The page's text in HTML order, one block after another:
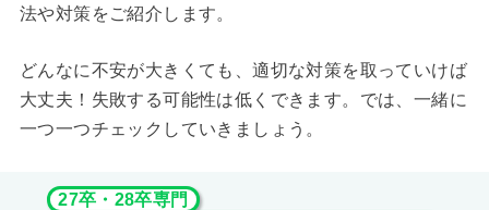
法や対策をご紹介します。
どんなに不安が大きくても、適切な対策を取っていけば
大丈夫！失敗する可能性は低くできます。では、一緒に
一つ一つチェックしていきましょう。
27卒・28卒専門